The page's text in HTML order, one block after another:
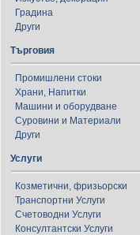
Градина
Други
Търговия
Промишлени стоки
Храни, Напитки
Машини и оборудване
Суровини и Материали
Други
Услуги
Козметични, фризьорски
Транспортни Услуги
Счетоводни Услуги
Консултантски Услуги